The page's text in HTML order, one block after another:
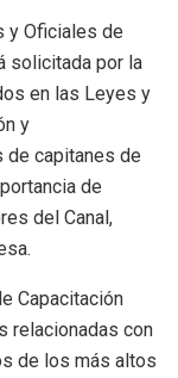
y Oficiales de
solicitada por la
en las Leyes y
y
de capitanes de
de
del Canal,
Capacitación
relacionadas con
de los más altos